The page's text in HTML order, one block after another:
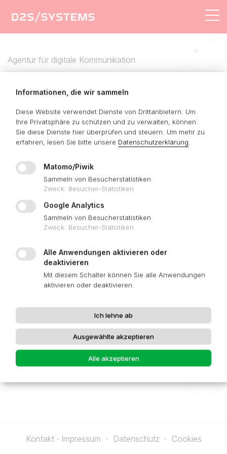
AGENTUR
LEISTUNGEN
REFERENZEN
KONTAKT
Agentur für digitale Kommunikation
Als Software-Manufaktur &
Internetdienstleister entwickeln wir
ganzheitlichedigitale Strategienund
E-Commerce&Online-Marketing
Kontakt · Impressum Datenschutz Cookies
Informationen, die wir sammeln
Diese Website verwendet Dienste von Drittanbietern. Um
Ihre Privatsphäre zu schützen und zu verwalten, können
Sie diese Dienste hier überprüfen und steuern. Um mehr zu
erfahren, lesen Sie bitte unsere Datenschutzerklärung.
Matomo/Piwik
Sammeln von Besucherstatistiken
Zweck: Besucher-Statistiken
Google Analytics
Sammeln von Besucherstatistiken
Zweck: Besucher-Statistiken
Alle Anwendungen aktivieren oder
deaktivieren
Mit diesem Schalter können Sie alle Anwendungen
aktivieren oder deaktivieren.
Ich lehne ab
Ausgewählte akzeptieren
Alle akzeptieren